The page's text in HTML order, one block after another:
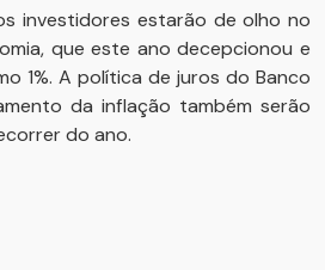
investidores estarão de olho no
que este ano decepcionou e
1%. A política de juros do Banco
da inflação também serão
do ano.